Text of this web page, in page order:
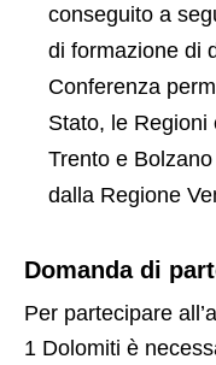
conseguito a
di formazione di
Conferenza
Stato, le Regioni
Trento e
dalla Regione
Domanda di
Per partecipare
1 Dolomiti è